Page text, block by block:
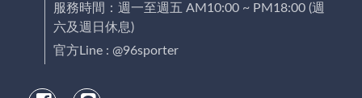
服務時間：週一至週五 AM10:00 ~ PM18:00 (週
六及週日休息)
官方Line : @96sporter